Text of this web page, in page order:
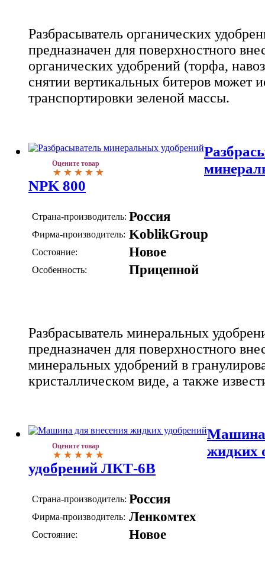
Разбрасыватель органических
предназначен для поверхностного
органических удобрений (торфа,
снятии вертикальных битеров может
транспортировки зеленой массы.
Оцените товар
NPK 800
Страна-производитель: Россия
Фирма-производитель: KoblikGroup
Состояние: Новое
Особенность: Прицепной
Разбрасыватель минеральных
предназначен для поверхностного
минеральных удобрений в
кристаллическом виде, а также
Оцените товар
Машина
жидких
удобрений ЛКТ-6В
Страна-производитель: Россия
Фирма-производитель: Ленкомтех
Состояние: Новое